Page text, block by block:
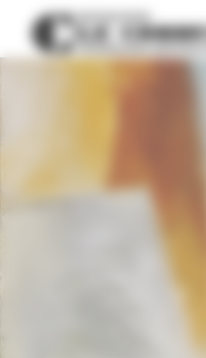
Panneau de gestion des cookies